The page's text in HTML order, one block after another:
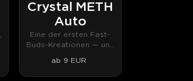
Crystal METH
Auto
Eine der ersten Fast-
Buds-Kreationen — und
ab 9 EUR